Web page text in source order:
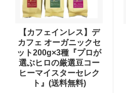
味わいで選ぶ
焙煎度で選ぶ
産地で選ぶ
【カフェインレス】デ
カフェ オーガニックセ
ット200g×3種『プロが
選ぶヒロの厳選豆コー
ヒーマイスターセレク
ト』(送料無料)